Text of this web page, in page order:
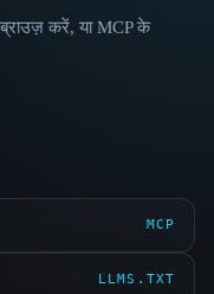
करें, या MCP के
MCP
LLMS.TXT